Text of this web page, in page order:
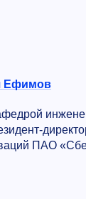
Ефимов
ПАО